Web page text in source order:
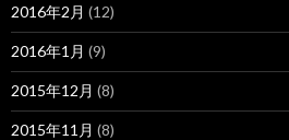
2016年2月 (12)
2016年1月 (9)
2015年12月 (8)
2015年11月 (8)